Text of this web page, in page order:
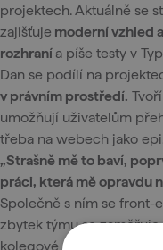
projektech. Aktuálně se
zajišťuje moderní vzhled
rozhraní a píše testy v
Dan se podílí na
v právním prostředí.
umožňují uživatelům
třeba na webech jako
„Strašně mě to baví,
práci, která mě opravdu
Společně s ním se front-
zbytek týmu se
kolegové moc